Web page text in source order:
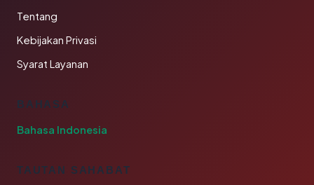
Tentang
Kebijakan Privasi
Syarat Layanan
BAHASA
Bahasa Indonesia
TAUTAN SAHABAT